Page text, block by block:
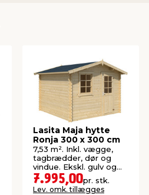
Lasita Maja hytte
Ronja 300 x 300 cm
7,53 m². Inkl. vægge,
tagbrædder, dør og
vindue. Ekskl. gulv og
tagpap. FSC®-mærket.
7.995,00pr. stk.
Lev. omk. tillægges